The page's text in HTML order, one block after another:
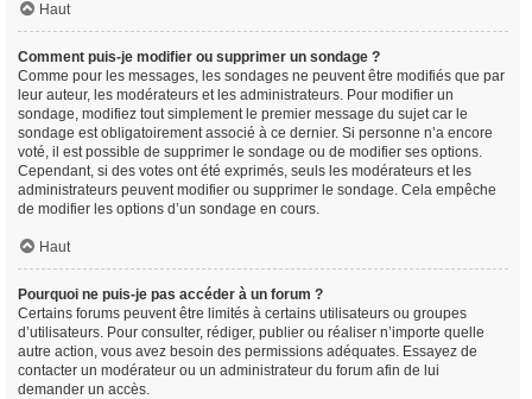
Haut
Comment puis-je modifier ou supprimer un sondage ?
Comme pour les messages, les sondages ne peuvent être modifiés que par
leur auteur, les modérateurs et les administrateurs. Pour modifier un
sondage, modifiez tout simplement le premier message du sujet car le
sondage est obligatoirement associé à ce dernier. Si personne n’a encore
voté, il est possible de supprimer le sondage ou de modifier ses options.
Cependant, si des votes ont été exprimés, seuls les modérateurs et les
administrateurs peuvent modifier ou supprimer le sondage. Cela empêche
de modifier les options d’un sondage en cours.
Haut
Pourquoi ne puis-je pas accéder à un forum ?
Certains forums peuvent être limités à certains utilisateurs ou groupes
d’utilisateurs. Pour consulter, rédiger, publier ou réaliser n’importe quelle
autre action, vous avez besoin des permissions adéquates. Essayez de
contacter un modérateur ou un administrateur du forum afin de lui
demander un accès.